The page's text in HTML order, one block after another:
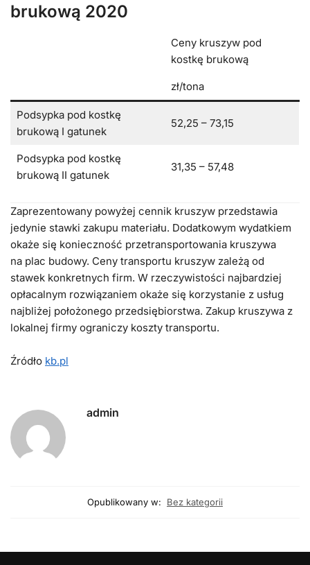
brukową 2020
Ceny kruszyw pod
kostkę brukową
zł/tona
Podsypka pod kostkę
brukową I gatunek
52,25 – 73,15
Podsypka pod kostkę
brukową II gatunek
31,35 – 57,48
Zaprezentowany powyżej cennik kruszyw przedstawia
jedynie stawki zakupu materiału. Dodatkowym wydatkiem
okaże się konieczność przetransportowania kruszywa
na plac budowy. Ceny transportu kruszyw zależą od
stawek konkretnych firm. W rzeczywistości najbardziej
opłacalnym rozwiązaniem okaże się korzystanie z usług
najbliżej położonego przedsiębiorstwa. Zakup kruszywa z
lokalnej firmy ograniczy koszty transportu.
Źródło kb.pl
admin
Opublikowany w: Bez kategorii